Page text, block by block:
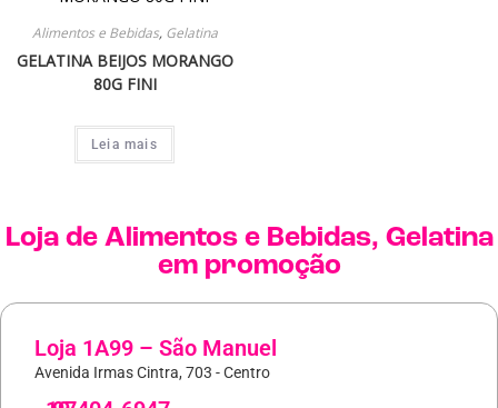
Alimentos e Bebidas, Gelatina
GELATINA BEIJOS MORANGO
80G FINI
Leia mais
Loja de Alimentos e Bebidas, Gelatina
em promoção
Loja 1A99 – São Manuel
Avenida Irmas Cintra, 703 - Centro